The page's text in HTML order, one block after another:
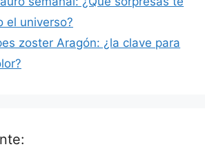
el universo?
zoster Aragón: ¿la clave para